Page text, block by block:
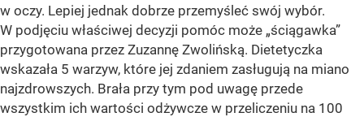
w oczy. Lepiej jednak dobrze przemyśleć swój wybór.
W podjęciu właściwej decyzji pomóc może „ściągawka”
przygotowana przez Zuzannę Zwolińską. Dietetyczka
wskazała 5 warzyw, które jej zdaniem zasługują na miano
najzdrowszych. Brała przy tym pod uwagę przede
wszystkim ich wartości odżywcze w przeliczeniu na 100